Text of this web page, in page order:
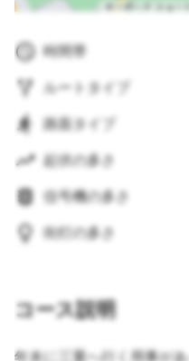
時間帯
ルートタイプ
路面タイプ
起伏の多さ
信号機の多さ
街灯の多さ
コース説明
年末に三重へ行く用事が